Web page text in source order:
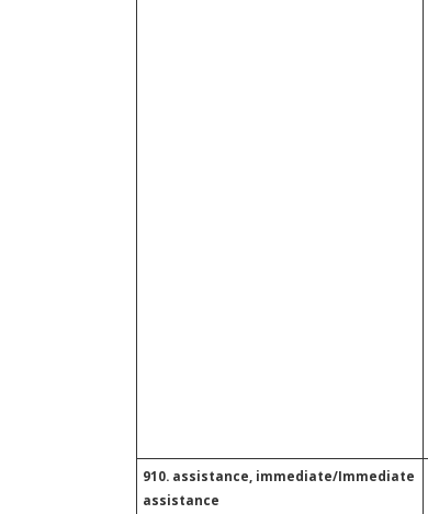
910. assistance, immediate/Immediate
assistance